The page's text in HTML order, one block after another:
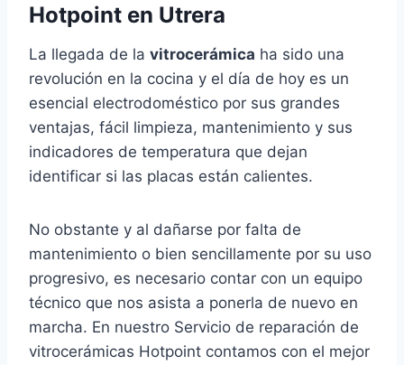
Hotpoint en Utrera
La llegada de la vitrocerámica ha sido una
revolución en la cocina y el día de hoy es un
esencial electrodoméstico por sus grandes
ventajas, fácil limpieza, mantenimiento y sus
indicadores de temperatura que dejan
identificar si las placas están calientes.
No obstante y al dañarse por falta de
mantenimiento o bien sencillamente por su uso
progresivo, es necesario contar con un equipo
técnico que nos asista a ponerla de nuevo en
marcha. En nuestro Servicio de reparación de
vitrocerámicas Hotpoint contamos con el mejor